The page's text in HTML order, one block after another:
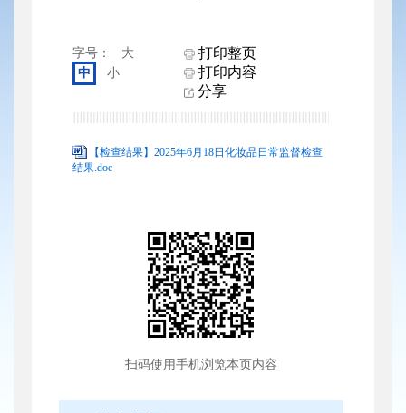
字号：
大
中
小
打印整页
打印内容
分享
【检查结果】2025年6月18日化妆品日常监督检查
结果.doc
扫码使用手机浏览本页内容